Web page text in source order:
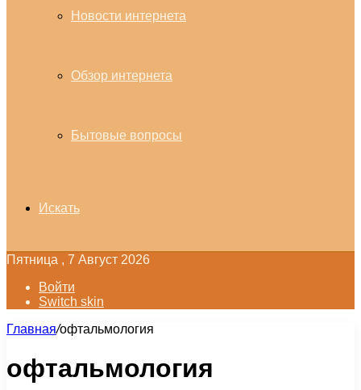
Новости интернета
Обзор интернета
Бытовые вопросы
Искать
Пятница , 7 Август 2026
Войти
Switch skin
Главная/офтальмология
офтальмология